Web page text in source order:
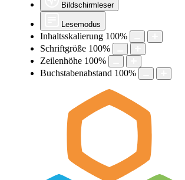
Bildschirmleser
Lesemodus
Inhaltsskalierung 100%
Schriftgröße 100%
Zeilenhöhe 100%
Buchstabenabstand 100%